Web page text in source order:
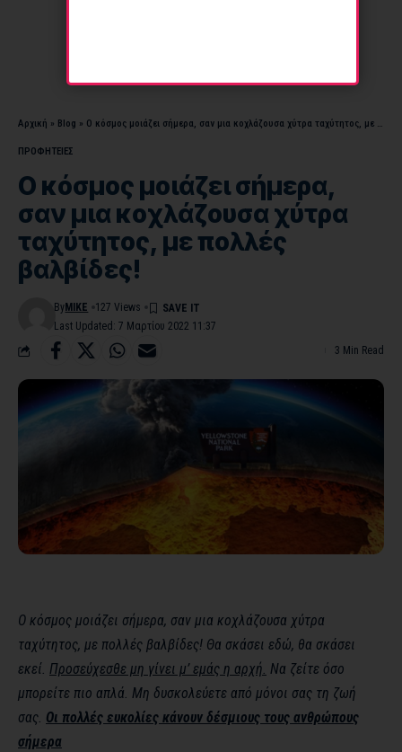
Αρχική » Blog » Ο κόσμος μοιάζει σήμερα, σαν μια κοχλάζουσα χύτρα ταχύτητος, με πολλές βαλβίδες!
ΠΡΟΦΗΤΕΙΕΣ
Ο κόσμος μοιάζει σήμερα,
σαν μια κοχλάζουσα χύτρα
ταχύτητος, με πολλές
βαλβίδες!
Last Updated: 7 Μαρτίου 2022 11:37
By MIKE 127 Views
3 Min Read
Ο κόσμος μοιάζει σήμερα, σαν μια κοχλάζουσα χύτρα
ταχύτητος, με πολλές βαλβίδες! Θα σκάσει εδώ, θα σκάσει
εκεί. Προσεύχεσθε μη γίνει μ’ εμάς η αρχή. Nα ζείτε όσο
μπορείτε πιο απλά. Μη δυσκολεύετε από μόνοι σας τη ζωή
σας. Οι πολλές ευκολίες κάνουν δέσμιους τους ανθρώπους
σήμερα